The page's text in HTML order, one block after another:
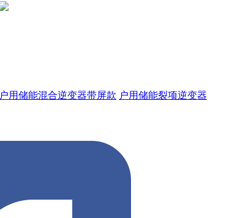
户用储能混合逆变器带屏款 户用储能裂项逆变器